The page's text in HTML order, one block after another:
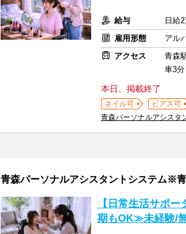
給与
日給
雇用形態
アル
アクセス
青森
車3分
本日、掲載終了
ネイル可 ピアス可
青森パーソナルアシスタ
青森パーソナルアシスタントシステム※
【日常生活サポ
期もOK≫未経験/